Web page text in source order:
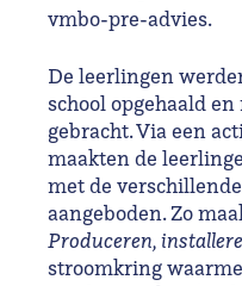
vmbo-pre-advies.
De leerlingen
school opgehaald
gebracht. Via een
maakten de
met de
aangeboden. Zo
Produceren,
stroomkring